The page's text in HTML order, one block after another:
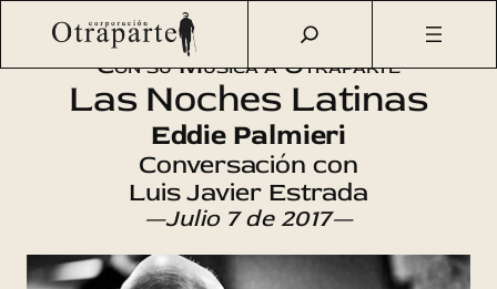
Saltar
Otraparte.org/Agenda Cultural Música Eddie Palmieri
Con su Música a Otraparte
Las Noches Latinas
Eddie Palmieri
Conversación con
Luis Javier Estrada
—Julio 7 de 2017—